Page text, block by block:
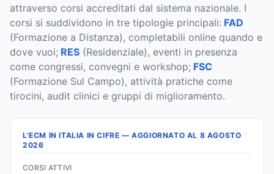
attraverso corsi accreditati dal sistema nazionale. I
corsi si suddividono in tre tipologie principali: FAD
(Formazione a Distanza), completabili online quando e
dove vuoi; RES (Residenziale), eventi in presenza
come congressi, convegni e workshop; FSC
(Formazione Sul Campo), attività pratiche come
tirocini, audit clinici e gruppi di miglioramento.
L'ECM IN ITALIA IN CIFRE — AGGIORNATO AL 8 AGOSTO
2026
CORSI ATTIVI